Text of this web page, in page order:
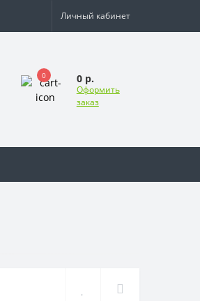
Личный кабинет
0 0 р.
Оформить
заказ